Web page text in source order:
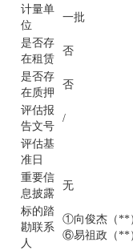
计量单
位
一批
是否存
在租赁
否
是否存
在质押
否
评估报
告文号
/
评估基
准日
重要信
息披露
无
标的踏
勘联系
人
①向俊杰（**
⑥易祖政（**